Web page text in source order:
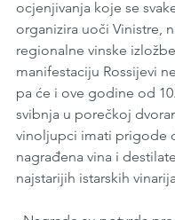
ocjenjivanja koje se
organizira uoči Vinistre,
regionalne vinske
manifestaciju Rossijevi
pa će i ove godine od
svibnja u porečkoj
vinoljupci imati prigode
nagrađena vina i
najstarijih istarskih